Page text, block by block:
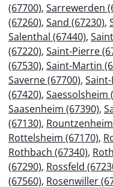
(67700), Sarrewerden
(67260), Sand (67230),
Salenthal (67440),
(67220), Saint-Pierre
(67530), Saint-Martin
Saverne (67700),
(67420), Saessolsheim
Saasenheim (67390),
(67130),
Rottelsheim (67170),
Rothbach (67340),
(67290), Rossfeld
(67560), Rosenwiller